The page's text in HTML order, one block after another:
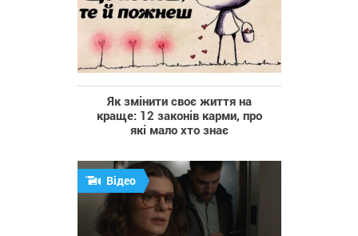
Як змінити своє життя на
краще: 12 законів карми, про
які мало хто знає
Відео